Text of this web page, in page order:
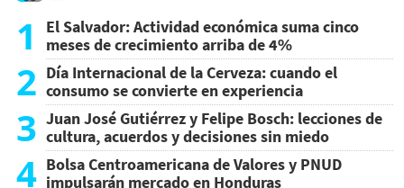
1
El Salvador: Actividad económica suma cinco
meses de crecimiento arriba de 4%
2 Día Internacional de la Cerveza: cuando el
consumo se convierte en experiencia
3 Juan José Gutiérrez y Felipe Bosch: lecciones de
cultura, acuerdos y decisiones sin miedo
4 Bolsa Centroamericana de Valores y PNUD
impulsarán mercado en Honduras